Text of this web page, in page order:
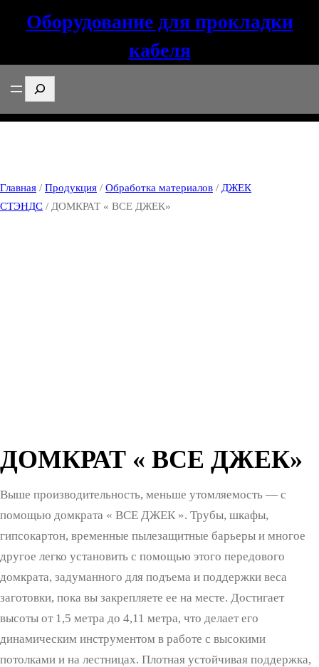
Оборудование для прокладки
кабеля
Поиск
Главная / Продукция / Обработка материалов / ДЖЕК
СТЭНДС / ДОМКРАТ « ВСЕ ДЖЕК»
ДОМКРАТ « ВСЕ ДЖЕК»
Выше производительность, меньше утомляемость — с
помощью домкрата « ВСЕ ДЖЕК ». Трубы, шкафы,
гипсокартон, временные пылезащитные барьеры и многое
другое легко установить с помощью этого передового
домкрата, задуманного для подъема и поддержки веса
заготовки, пока вы закрепляете ее на месте. Достигает
высоты от 1,5 метра до 4,11 метра, что делает его
динамическим инструментом в работе с высокими
потолками и на лестницах. Плотная устойчивая поддержка,